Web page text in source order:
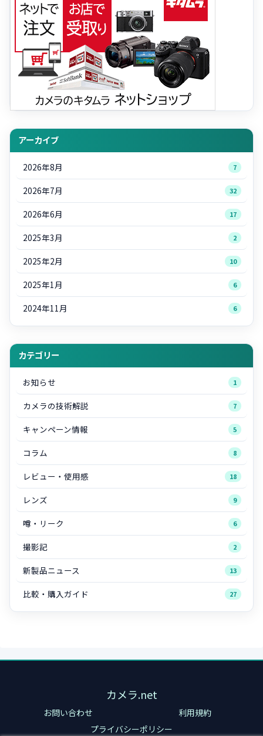
アーカイブ
2026年8月 7
2026年7月 32
2026年6月 17
2025年3月 2
2025年2月 10
2025年1月 6
2024年11月 6
カテゴリー
お知らせ 1
カメラの技術解説 7
キャンペーン情報 5
コラム 8
レビュー・使用感 18
レンズ 9
噂・リーク 6
撮影記 2
新製品ニュース 13
比較・購入ガイド 27
カメラ.net
お問い合わせ
利用規約
プライバシーポリシー